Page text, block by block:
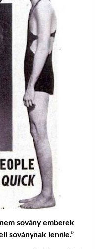
sovány emberek
soványnak lennie.”